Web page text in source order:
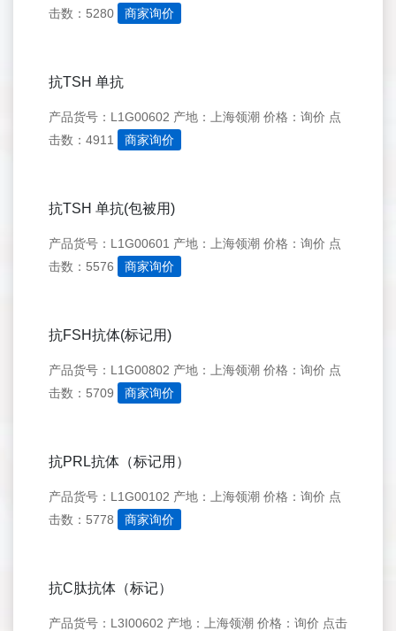
击数：5280
商家询价
抗TSH 单抗
产品货号：L1G00602 产地：上海领潮 价格：询价 点
击数：4911
商家询价
抗TSH 单抗(包被用)
产品货号：L1G00601 产地：上海领潮 价格：询价 点
击数：5576
商家询价
抗FSH抗体(标记用)
产品货号：L1G00802 产地：上海领潮 价格：询价 点
击数：5709
商家询价
抗PRL抗体（标记用）
产品货号：L1G00102 产地：上海领潮 价格：询价 点
击数：5778
商家询价
抗C肽抗体（标记）
产品货号：L3I00602 产地：上海领潮 价格：询价 点击